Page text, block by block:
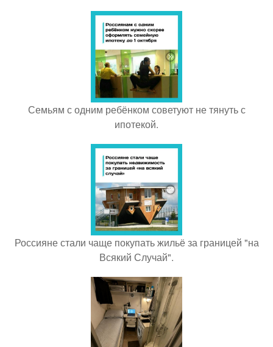
Семьям с одним ребёнком советуют не тянуть с
ипотекой.
Россияне стали чаще покупать жильё за границей "на
Всякий Случай".